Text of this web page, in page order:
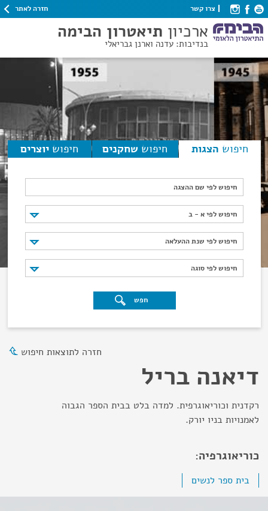
צרו קשר חזרה לאתר
ארכיון תיאטרון הבימה
בנדיבות: עדנה וארנן גבריאלי
חיפוש הצגות חיפוש שחקנים חיפוש יוצרים
חיפוש לפי שם ההצגה
חיפוש לפי א - ב
חיפוש לפי א - ב
חיפוש לפי שנת ההעלאה
חיפוש לפי שנת ההעלאה
חיפוש לפי סוגה
חיפוש לפי סוגה
חפש
חזרה לתוצאות חיפוש
דיאנה בריל
רקדנית וכוריאוגרפית. למדה בלט בבית הספר הגבוה
לאמנויות בניו יורק.
כוריאוגרפיה:
בית ספר לנשים